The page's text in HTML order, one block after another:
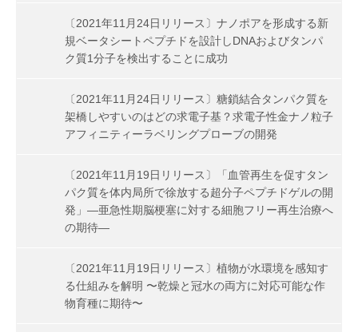
〔2021年11月24日リリース〕ナノポアを形成する新
規ベータシートペプチドを設計しDNAおよびタンパ
ク質1分子を検出することに成功
〔2021年11月24日リリース〕糖鎖結合タンパク質を
架橋しやすいのはどの求電子基？求電子性金ナノ粒子
アフィニティーラベリングプローブの開発
〔2021年11月19日リリース〕「血管再生を促すタン
パク質を体内局所で徐放する超分子ペプチドゲルの開
発」―亜急性期脳梗塞に対する細胞フリー再生治療へ
の期待―
〔2021年11月19日リリース〕植物が水環境を感知す
る仕組みを解明 〜乾燥と冠水の両方に対応可能な作
物育種に期待〜